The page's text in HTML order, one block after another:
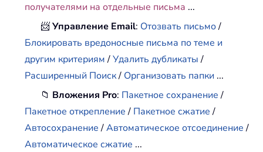
получателями на отдельные письма ...
📨Управление Email: Отозвать письмо/
Блокировать вредоносные письма по теме и
другим критериям/Удалить дубликаты/
Расширенный Поиск/ Организовать папки ...
📁 Вложения Pro: Пакетное сохранение/
Пакетное открепление/ Пакетное сжатие/
Автосохранение/Автоматическое отсоединение/
Автоматическое сжатие ...